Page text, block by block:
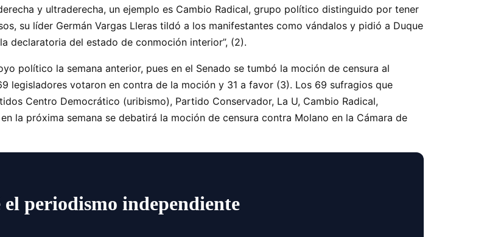
y ultraderecha, un ejemplo es Cambio Radical, grupo político distinguido por tener
su líder Germán Vargas Lleras tildó a los manifestantes como vándalos y pidió a Duque
declaratoria del estado de conmoción interior”, (2).
político la semana anterior, pues en el Senado se tumbó la moción de censura al
legisladores votaron en contra de la moción y 31 a favor (3). Los 69 sufragios que
Centro Democrático (uribismo), Partido Conservador, La U, Cambio Radical,
la próxima semana se debatirá la moción de censura contra Molano en la Cámara de
el periodismo independiente